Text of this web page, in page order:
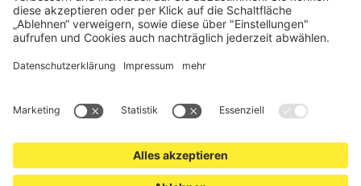
Sortiment von Lagerartikeln, welche innerhalb von 48 Stunden
versandbereit sind.
Cookie-Einstellungen Über uns
© 2026 schutzzaun24.at